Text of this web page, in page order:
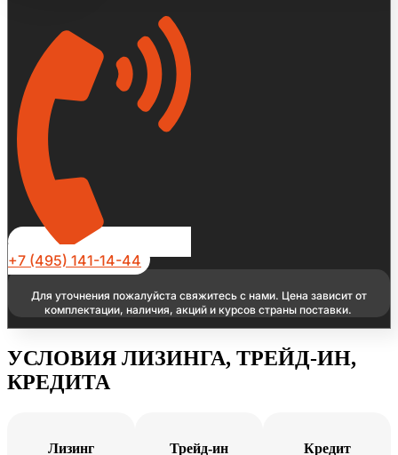
+7 (495) 141-14-44
Для уточнения пожалуйста свяжитесь с нами. Цена зависит от
комплектации, наличия, акций и курсов страны поставки.
УСЛОВИЯ ЛИЗИНГА, ТРЕЙД-ИН,
КРЕДИТА
Лизинг Трейд-ин Кредит